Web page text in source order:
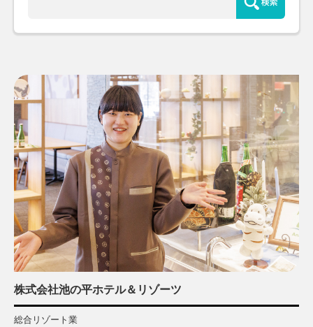
株式会社池の平ホテル＆リゾーツ
総合リゾート業